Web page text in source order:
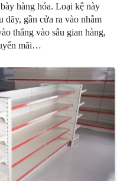
hàng hóa. Loại kệ này
dãy, gần cửa ra vào nhằm
thẳng vào sâu gian hàng,
mãi…